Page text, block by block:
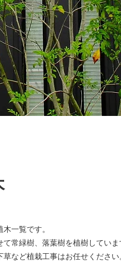
一覧です。
常緑樹、落葉樹を植樹していま
など植栽工事はお任せください